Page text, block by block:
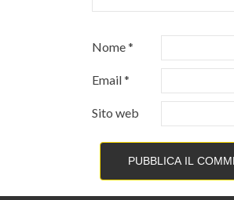
Nome*
Email*
Sito web